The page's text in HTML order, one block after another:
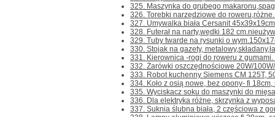
325. Maszynka do grubego
326. Torebki narzędziowe do
327. Umywalka biała Cersanit
328. Futerał na narty,wędki 182
329. Tuby twarde na rysunki o
330. Stojak na gazety,
331. Kierownica -rogi do roweru z gumami.
332. Żarówki oszczędnościowe 20W/
333. Robot kuchenny Siemens CM 125T,
334. Koło z osią nowe, bez opony- fi
335. Wyciskacz soku do maszynki do
336. Dla elektryka różne, skrzynka z
337. Suknia ślubna biała, 2 częściowa z